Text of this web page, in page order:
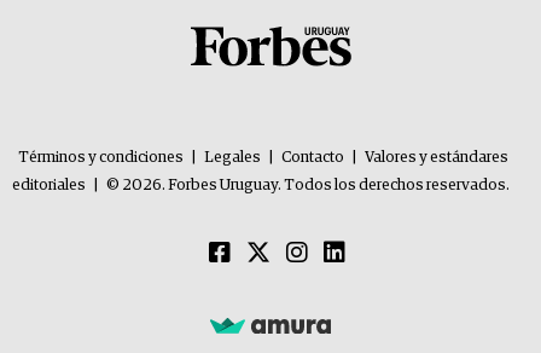
Términos y condiciones Legales Contacto
Valores y estándares
editoriales
© 2026. Forbes Uruguay. Todos los derechos reservados.